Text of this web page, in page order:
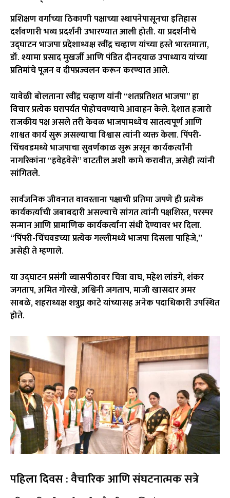
प्रशिक्षण वर्गाच्या ठिकाणी पक्षाच्या स्थापनेपासूनचा इतिहास
दर्शवणारी भव्य प्रदर्शनी उभारण्यात आली होती. या प्रदर्शनीचे
उद्घाटन भाजपा प्रदेशाध्यक्षरवींद्र चव्हाणयांच्या हस्ते भारतमाता,
डॉ. श्यामा प्रसाद मुखर्जीआणिपंडित दीनदयाळ उपाध्याययांच्या
प्रतिमांचे पूजन व दीपप्रज्वलन करून करण्यात आले.
यावेळी बोलताना रवींद्र चव्हाण यांनी “शतप्रतिशत भाजपा” हा
विचार प्रत्येक घरापर्यंत पोहोचवण्याचे आवाहन केले. देशात हजारो
राजकीय पक्ष असले तरी केवळ भाजपामध्येच सातत्यपूर्ण आणि
शाश्वत कार्य सुरू असल्याचा विश्वास त्यांनी व्यक्त केला. पिंपरी-
चिंचवडमध्ये भाजपाचा सुवर्णकाळ सुरू असून कार्यकर्त्यांनी
नागरिकांना “हवेहवेसे” वाटतील अशी कामे करावीत, असेही त्यांनी
सांगितले.
सार्वजनिक जीवनात वावरताना पक्षाची प्रतिमा जपणे ही प्रत्येक
कार्यकर्त्याची जबाबदारी असल्याचे सांगत त्यांनी पक्षशिस्त, परस्पर
सन्मान आणि प्रामाणिक कार्यकर्त्यांना संधी देण्यावर भर दिला.
“पिंपरी-चिंचवडच्या प्रत्येक गल्लीमध्ये भाजपा दिसला पाहिजे,”
असेही ते म्हणाले.
या उद्घाटन प्रसंगी व्यासपीठावरचित्रा वाघ,महेश लांडगे,शंकर
जगताप,अमित गोरखे,अश्विनी जगताप, माजी खासदारअमर
साबळे, शहराध्यक्षशत्रुघ्न काटेयांच्यासह अनेक पदाधिकारी उपस्थित
होते.
पहिला दिवस : वैचारिक आणि संघटनात्मक सत्रे